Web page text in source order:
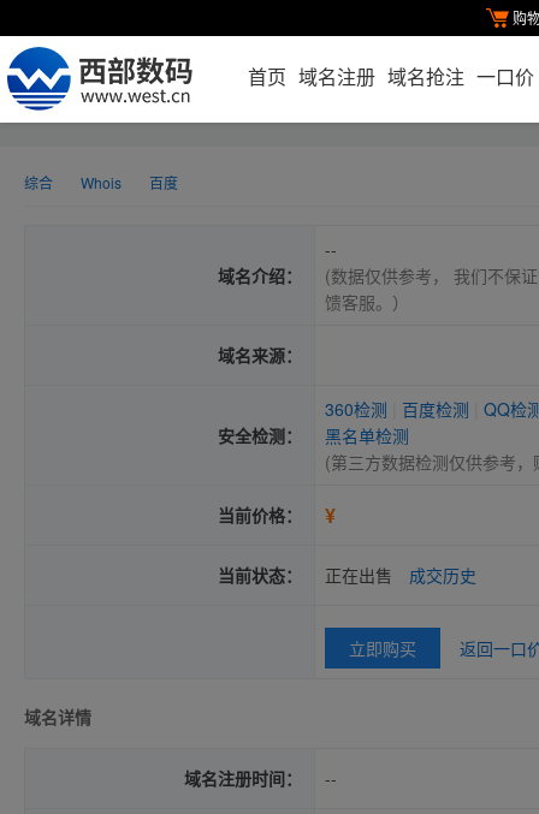
购
首页 域名注册 域名抢注 一口价
综合 Whois 百度
域名介绍：
--
(数据仅供参考， 我们不保
馈客服。）
域名来源：
安全检测：
360检测 百度检测
QQ检
黑名单检测
(第三方数据检测仅供参考
当前价格： ¥
当前状态： 正在出售 成交历史
立即购买 返回一口
域名详情
域名注册时间： --